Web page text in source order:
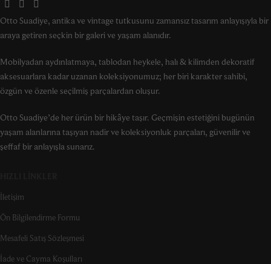
Otto Suadiye, antika ve vintage tutkusunu zamansız tasarım anlayışıyla bir
araya getiren seçkin bir galeri ve yaşam alanıdır.
Mobilyadan aydınlatmaya, tablodan heykele, halı & kilimden dekoratif
aksesuarlara kadar uzanan koleksiyonumuz; her biri karakter sahibi,
özgün ve özenle seçilmiş parçalardan oluşur.
Otto Suadiye’de her ürün bir hikâye taşır. Geçmişin estetiğini bugünün
yaşam alanlarına taşıyan nadir ve koleksiyonluk parçaları, güvenilir ve
şeffaf bir anlayışla sunarız.
İletişim
Ön Bilgilendirme Formu
Mesafeli Satış Sözleşmesi
İade ve Cayma Koşulları